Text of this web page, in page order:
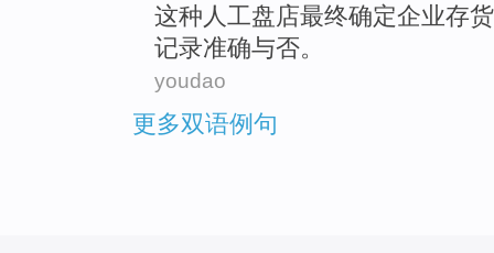
这种人工盘店最终确定企业存货
记录准确与否。
youdao
更多双语例句